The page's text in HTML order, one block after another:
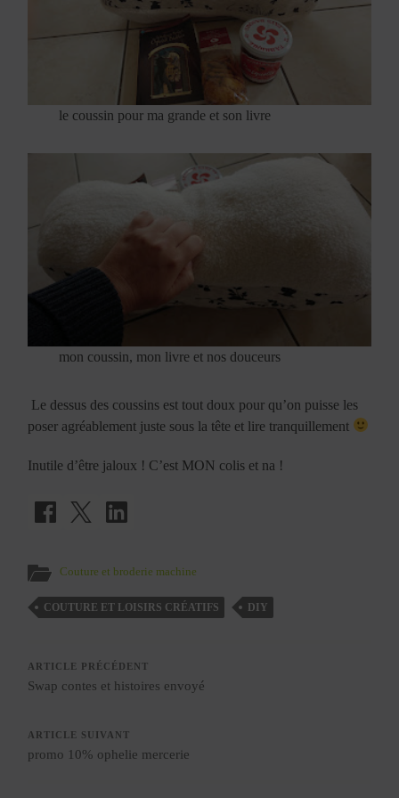
le coussin pour ma grande et son livre
mon coussin, mon livre et nos douceurs
Le dessus des coussins est tout doux pour qu’on puisse les
poser agréablement juste sous la tête et lire tranquillement
Inutile d’être jaloux ! C’est MON colis et na !
Couture et broderie machine
COUTURE ET LOISIRS CRÉATIFS DIY
ARTICLE PRÉCÉDENT
Swap contes et histoires envoyé
ARTICLE SUIVANT
promo 10% ophelie mercerie